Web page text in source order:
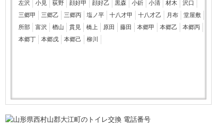
左沢 小見 荻野 顔好甲 顔好乙 黒森 小釿 小清 材木
沢口
三郷甲
三郷乙 三郷丙 塩ノ平 十八才甲 十八才乙 月布
堂屋敷
所部
富沢 楢山 貫見 橋上 原田 藤田 本郷甲 本郷乙
本郷丙
本郷丁
本郷戊 本郷己 柳川